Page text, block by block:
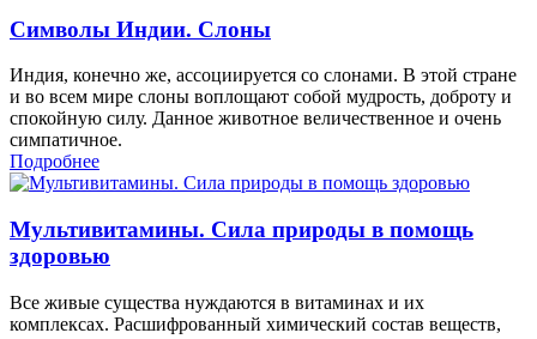
Символы Индии. Слоны
Индия, конечно же, ассоциируется со слонами. В этой стране
и во всем мире слоны воплощают собой мудрость, доброту и
спокойную силу. Данное животное величественное и очень
симпатичное.
Подробнее
Мультивитамины. Сила природы в помощь
здоровью
Все живые существа нуждаются в витаминах и их
комплексах. Расшифрованный химический состав веществ,